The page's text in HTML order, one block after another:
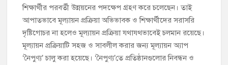
শিক্ষার্থীর পরবর্তী উন্নয়নের পদক্ষেপ গ্রহণ করে চলেছেন। তাই
আপাতভাবে মূল্যায়ন প্রক্রিয়া অভিভাবক ও শিক্ষার্থীদের সরাসরি
দৃষ্টিগোচর না হলেও মূল্যায়ন প্রক্রিয়া যথাযথভাবেই চলমান রয়েছে।
মূল্যায়ন প্রক্রিয়াটি সহজ ও সাবলীল করার জন্য মূল্যায়ন অ্যাপ
‘নৈপুণ্য’ চালু করা হয়েছে। ‘নৈপুণ্য’তে প্রতিষ্ঠানগুলোর নিবন্ধন ও